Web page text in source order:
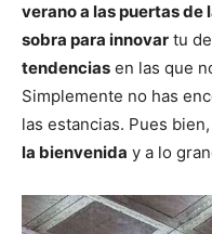
r
i
r
e
n
t
t
e
r
)
r
i
r
e
n
o
o
k
verano a las puertas de
sobra para innovar tu
tendencias en las que
Simplemente no has
las estancias. Pues
la bienvenida y a lo